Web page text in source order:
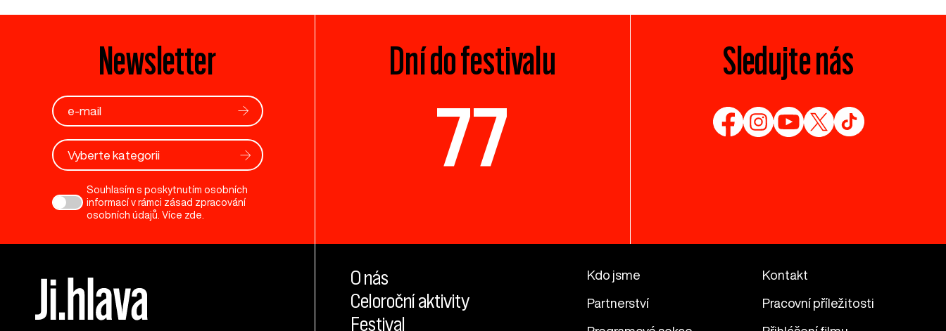
Newsletter
Vyberte kategorii
Souhlasím s poskytnutím osobních
informací v rámci zásad zpracování
osobních údajů. Více zde
Dní do festivalu
77
Sledujte nás
O nás
Celoroční aktivity
Festival
Kdo jsme Kontakt
Partnerství Pracovní příležitosti